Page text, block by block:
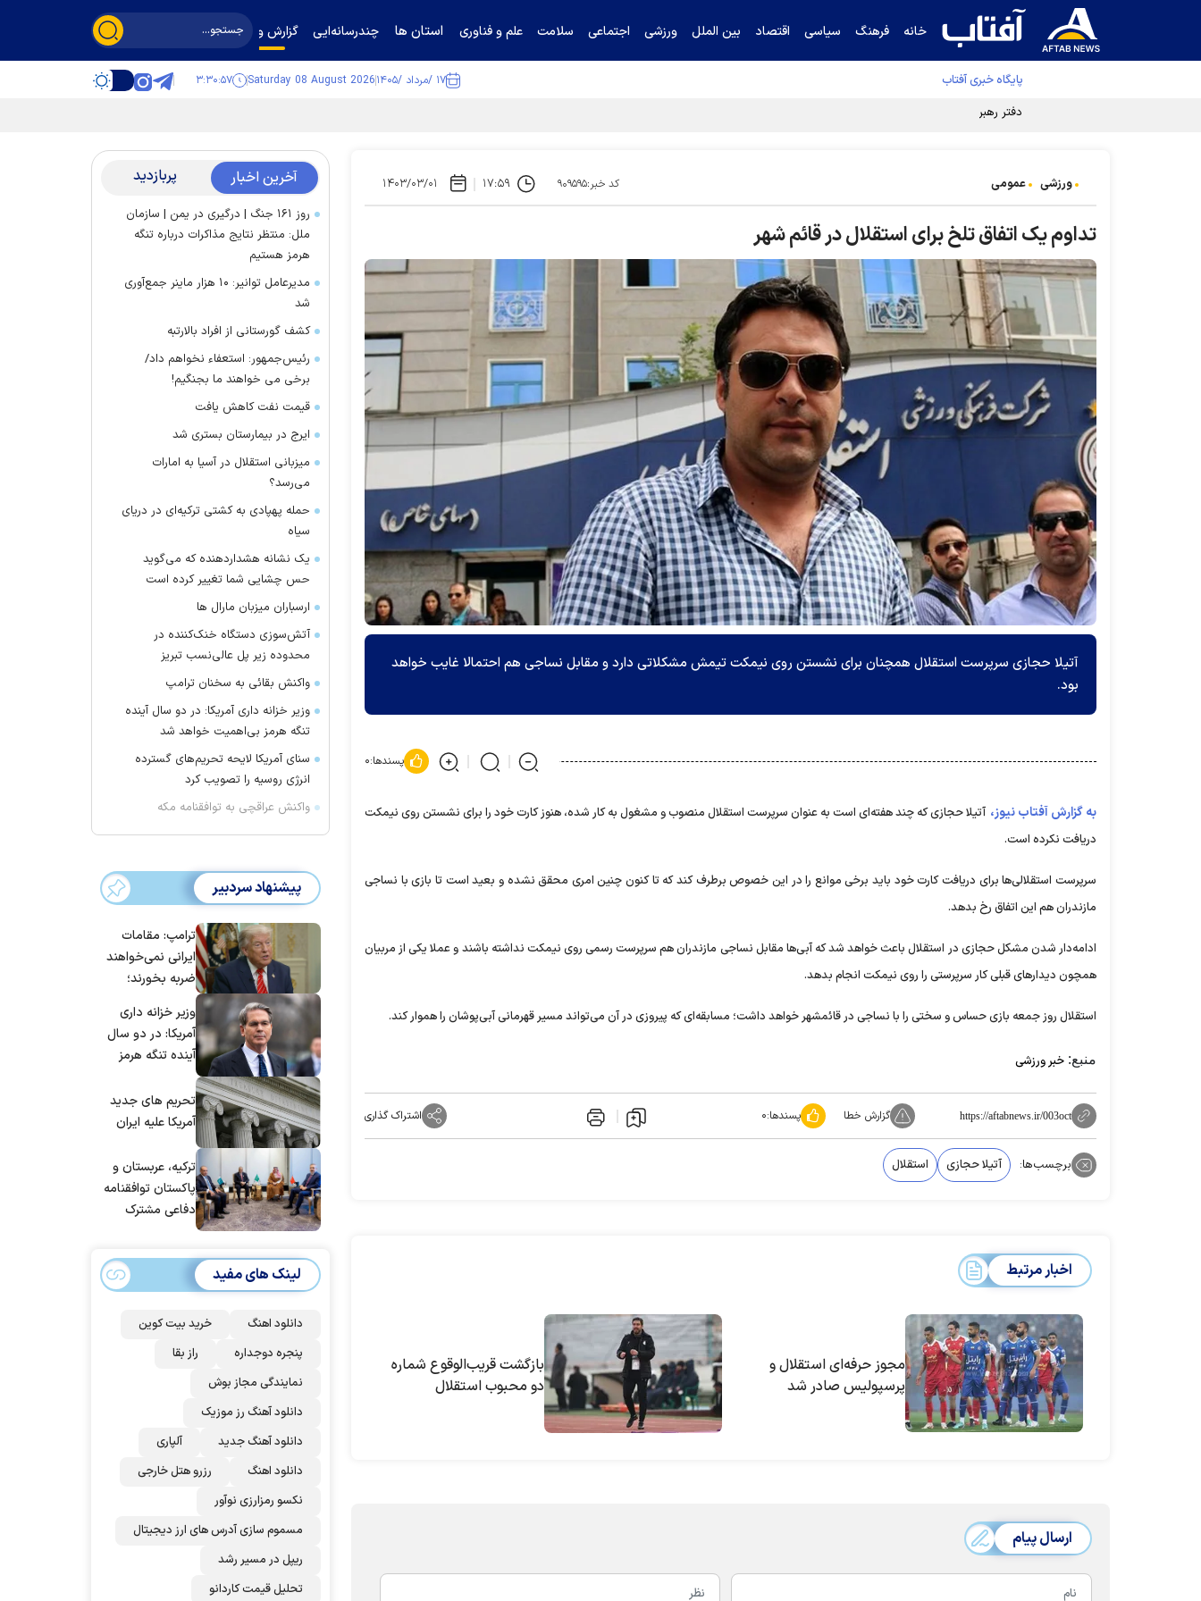
خانه فرهنگ سیاسی اقتصاد بین الملل ورزشی اجتماعی سلامت علم و فناوری استان ها چندرسانه‌ایی گزارش و گفت‌وگو
پایگاه خبری آفتاب ۱۷ /مرداد /۱۴۰۵ Saturday 08 August 2026 ۳:۳۰:۵۸
دفتر رهبر انقلاب ادعای خرازی درباره پزشکیان را تکذیب کرد
ورزشی عمومی کد خبر:۹۰۹۵۹۵ ۱۷:۵۹ ۱۴۰۳/۰۳/۰۱
تداوم یک اتفاق تلخ برای استقلال در قائم شهر
آتیلا حجازی سرپرست استقلال همچنان برای نشستن روی نیمکت تیمش مشکلاتی دارد و مقابل نساجی هم احتمالا غایب خواهد
بود.
پسندها:۰
به گزارش آفتاب نیوز، آتیلا حجازی که چند هفته‌ای است به عنوان سرپرست استقلال منصوب و مشغول به کار شده، هنوز کارت خود را برای نشستن روی نیمکت
دریافت نکرده است.
سرپرست استقلالی‌ها برای دریافت کارت خود باید برخی موانع را در این خصوص برطرف کند که تا کنون چنین امری محقق نشده و بعید است تا بازی با نساجی
مازندران هم این اتفاق رخ بدهد.
ادامه‌دار شدن مشکل حجازی در استقلال باعث خواهد شد که آبی‌ها مقابل نساجی مازندران هم سرپرست رسمی روی نیمکت نداشته باشند و عملا یکی از مربیان
همچون دیدار‌های قبلی کار سرپرستی را روی نیمکت انجام بدهد.
استقلال روز جمعه بازی حساس و سختی را با نساجی در قائمشهر خواهد داشت؛ مسابقه‌ای که پیروزی در آن می‌تواند مسیر قهرمانی آبی‌پوشان را هموار کند.
منبع: خبر ورزشی
https://aftabnews.ir/003oct گزارش خطا پسندها:۰ اشتراک گذاری
برچسب‌ها: آتیلا حجازی استقلال
اخبار مرتبط
مجوز حرفه‌ای استقلال و
پرسپولیس صادر شد
بازگشت قریب‌الوقوع شماره
دو محبوب استقلال
ارسال پیام
آخرین اخبار پربازدید
روز ۱۶۱ جنگ | درگیری در یمن | سازمان
ملل: منتظر نتایج مذاکرات درباره تنگه
هرمز هستیم
مدیرعامل توانیر: ۱۰ هزار ماینر جمع‌آوری
شد
کشف گورستانی از افراد بالارتبه
رئیس‌جمهور: استعفاء نخواهم داد/
برخی می خواهند ما بجنگیم!
قیمت نفت کاهش یافت
ایرج در بیمارستان بستری شد
میزبانی استقلال در آسیا به امارات
می‌رسد؟
حمله پهپادی به کشتی ترکیه‌ای در دریای
سیاه
یک نشانه هشداردهنده که می‌گوید
حس چشایی شما تغییر کرده است
ارسباران میزبان مارال ها
آتش‌سوزی دستگاه خنک‌کننده در
محدوده زیر پل عالی‌نسب تبریز
واکنش بقائی به سخنان ترامپ
وزیر خزانه داری آمریکا: در دو سال آینده
تنگه هرمز بی‌اهمیت خواهد شد
سنای آمریکا لایحه تحریم‌های گسترده
انرژی روسیه را تصویب کرد
واکنش عراقچی به توافقنامه مکه
پیشنهاد سردبیر
ترامپ: مقامات
ایرانی نمی‌خواهند
ضربه بخورند؛
توافق برسند
وزیر خزانه داری
آمریکا: در دو سال
آینده تنگه هرمز
شد
تحریم های جدید
آمریکا علیه ایران
ترکیه، عربستان و
پاکستان توافقنامه
دفاعی مشترک
لینک های مفید
دانلود اهنگ
خرید بیت کوین
پنجره دوجداره
راز بقا
نمایندگی مجاز بوش
دانلود آهنگ رز‌ موزیک
دانلود آهنگ جدید
آلپاری
دانلود اهنگ
رزرو هتل خارجی
نکسو رمزارزی نوآور
مسموم سازی آدرس های ارز دیجیتال
ریپل در مسیر رشد
تحلیل قیمت کاردانو